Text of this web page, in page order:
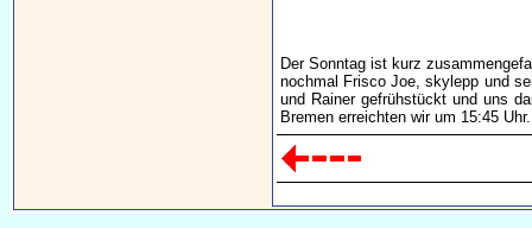
Der Sonntag ist kurz
nochmal Frisco Joe, skylepp und
und Rainer gefrühstückt und uns
Bremen erreichten wir um 15:45